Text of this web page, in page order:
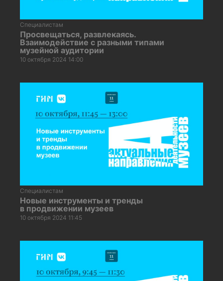
Специалистам
Просвещаться, развлекаясь.
Взаимодействие с разными типами
музейной аудитории
10 октября 2024 14:00
Специалистам
Новые инструменты и тренды
в продвижении музеев
10 октября 2024 11:45